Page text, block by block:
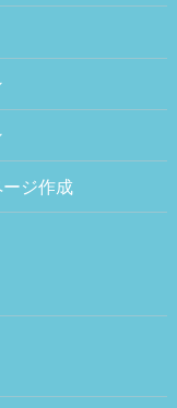
ージ作成